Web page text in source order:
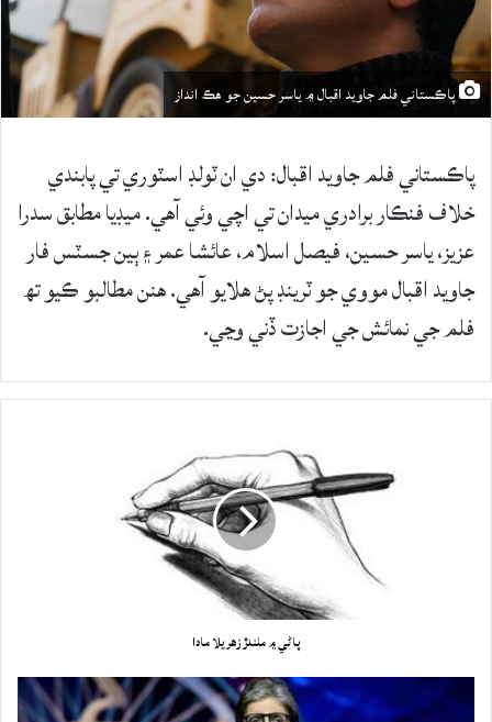
پاڪستاني فلم جاويد اقبال ۾ ياسر حسين جو هڪ انداز
پاڪستاني فلم جاويد اقبال: دي ان ٽولڊ اسٽوري تي پابندي
خلاف فنڪار برادري ميدان تي اچي وئي آهي. ميڊيا مطابق سدرا
عزيز، ياسر حسين، فيصل اسلام، عائشا عمر ۽ ٻين جسٽس فار
جاويد اقبال مووي جو ٽرينڊ پڻ هلايو آهي. هنن مطالبو ڪيو تھ
فلم جي نمائش جي اجازت ڏني وڃي.
پاڻي ۾ ملندڙ زهريلا مادا